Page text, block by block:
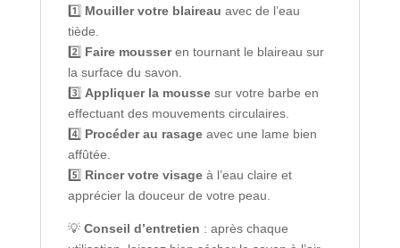
1️⃣ Mouiller votre blaireau avec de l’eau
tiède.
2️⃣ Faire mousseren tournant le blaireau sur
la surface du savon.
3️⃣ Appliquer la moussesur votre barbe en
effectuant des mouvements circulaires.
4️⃣ Procéder au rasageavec une lame bien
affûtée.
5️⃣ Rincer votre visageà l’eau claire et
apprécier la douceur de votre peau.
💡 Conseil d’entretien : après chaque